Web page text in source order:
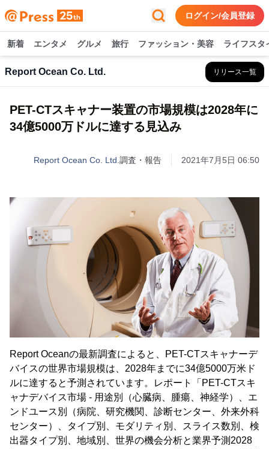
ログイン/会員登録
新着 エンタメ グルメ 旅行 ファッション・美容 ライフスタ
Report Ocean Co. Ltd. リリース一覧
PET-CTスキャナー装置の市場規模は2028年に
34億5000万ドルに達する見込み
Report Ocean Co. Ltd. 調査・報告 2021年7月5日 06:50
Report Oceanの最新調査によると、PET-CTスキャナーデ
バイスの世界市場規模は、2028年までに34億5000万米ド
ルに達すると予測されています。レポート「PET-CTスキ
ャナデバイス市場 - 用途別（心臓病、腫瘍、神経学）、エ
ンドユース別（病院、研究機関、診断センター、外来外科
センター）、タイプ別、モダリティ別、スライス数別、検
出器タイプ別、地域別、世界の機会分析と業界予測2028